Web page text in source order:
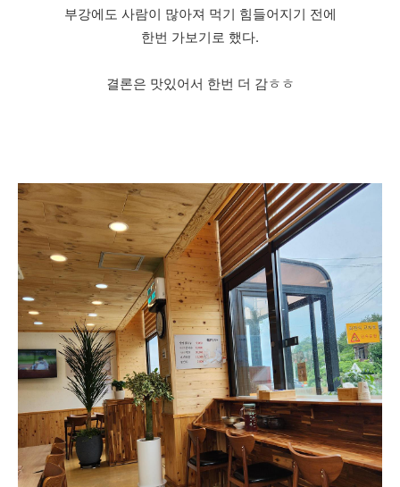
부강에도 사람이 많아져 먹기 힘들어지기 전에
한번 가보기로 했다.
결론은 맛있어서 한번 더 감ㅎㅎ